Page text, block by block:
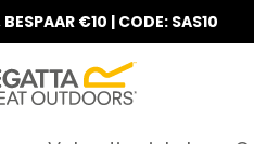
€10 | CODE: SAS10